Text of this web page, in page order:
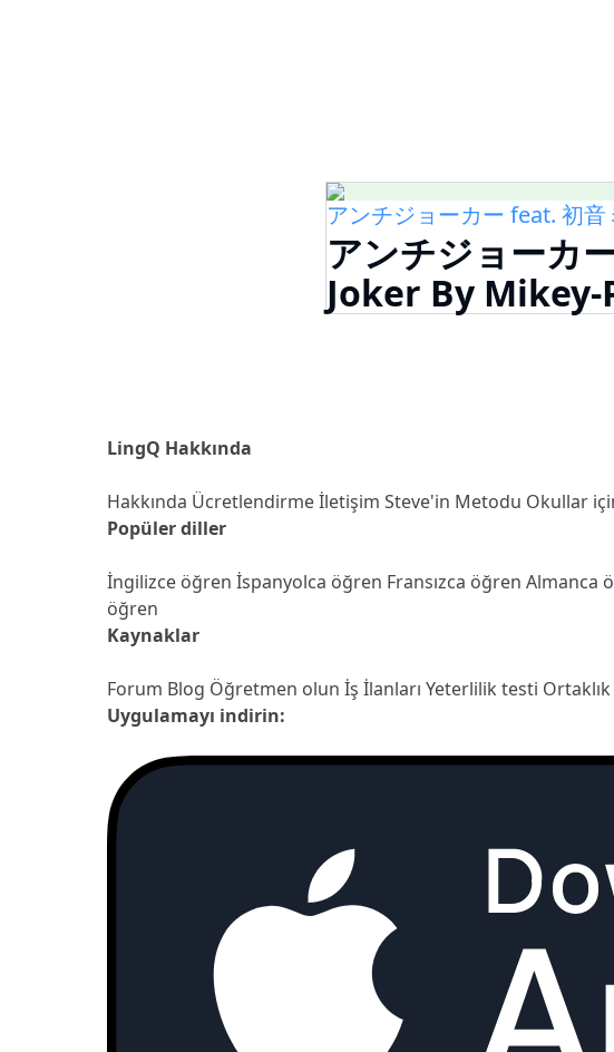
アンチジョーカー feat. 初
アンチジョーカ
Joker By
LingQ Hakkında
Hakkında Ücretlendirmeİletişim Steve'in Metodu Okullar
Popüler diller
İngilizce öğren İspanyolca öğren Fransızca öğren Almanca
öğren
Kaynaklar
Forum Blog Öğretmen olun İş İlanları Yeterlilik testi
Uygulamayı indirin: